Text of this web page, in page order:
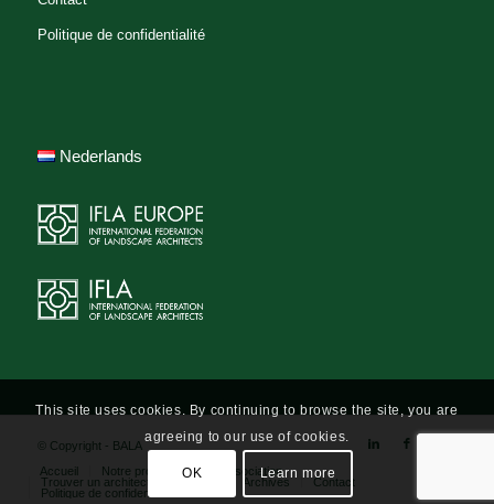
Politique de confidentialité
Nederlands
© Copyright - BALA
Accueil
Notre profession
L’association
Trouver un architecte-paysagiste
Archives
Contact
Politique de confidentialité
This site uses cookies. By continuing to browse the site, you are
agreeing to our use of cookies.
OK Learn more